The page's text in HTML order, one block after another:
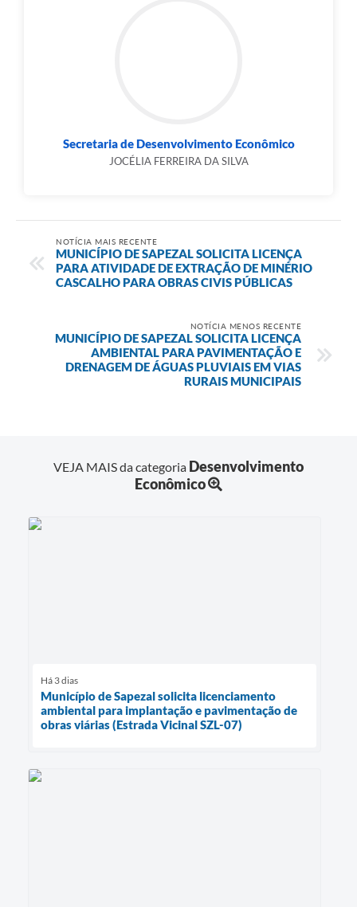
Secretaria de Desenvolvimento Econômico
JOCÉLIA FERREIRA DA SILVA
NOTÍCIA MAIS RECENTE
MUNICÍPIO DE SAPEZAL SOLICITA LICENÇA
PARA ATIVIDADE DE EXTRAÇÃO DE MINÉRIO
CASCALHO PARA OBRAS CIVIS PÚBLICAS
NOTÍCIA MENOS RECENTE
MUNICÍPIO DE SAPEZAL SOLICITA LICENÇA
AMBIENTAL PARA PAVIMENTAÇÃO E
DRENAGEM DE ÁGUAS PLUVIAIS EM VIAS
RURAIS MUNICIPAIS
VEJA MAIS da categoria Desenvolvimento
Econômico
Há 3 dias
Município de Sapezal solicita licenciamento
ambiental para implantação e pavimentação de
obras viárias (Estrada Vicinal SZL-07)